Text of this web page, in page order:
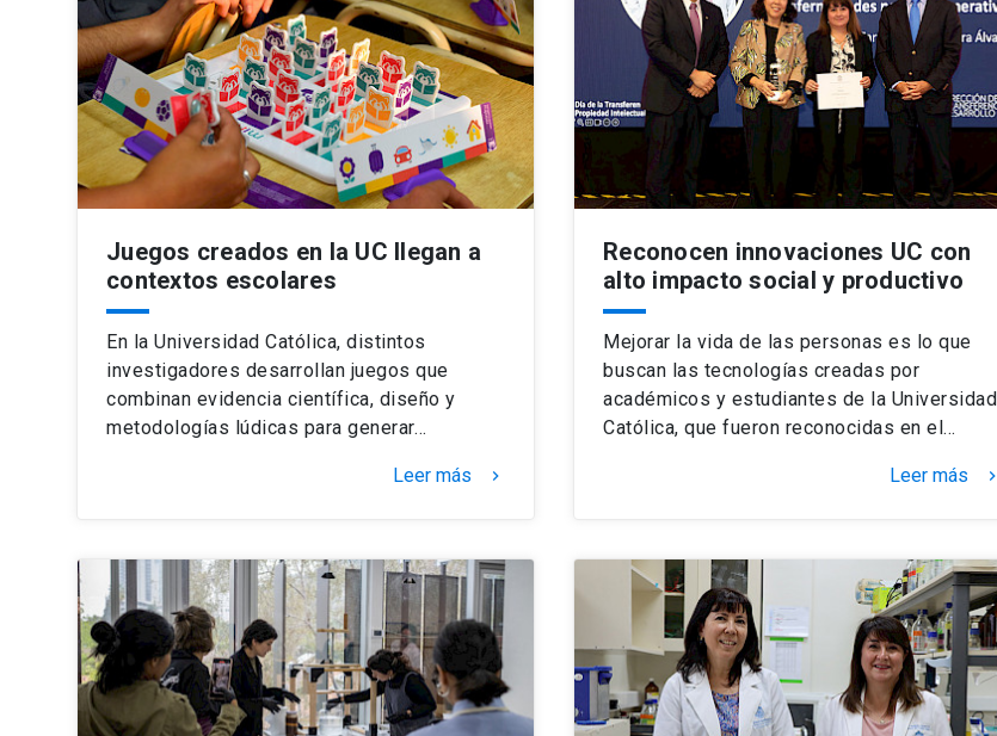
Juegos creados en la UC llegan a
contextos escolares
En la Universidad Católica, distintos
investigadores desarrollan juegos que
combinan evidencia científica, diseño y
metodologías lúdicas para generar…
Leer más keyboard_arrow_right
Reconocen innovaciones UC con
alto impacto social y productivo
Mejorar la vida de las personas es lo que
buscan las tecnologías creadas por
académicos y estudiantes de la Universidad
Católica, que fueron reconocidas en el…
Leer más keyboard_arrow_right